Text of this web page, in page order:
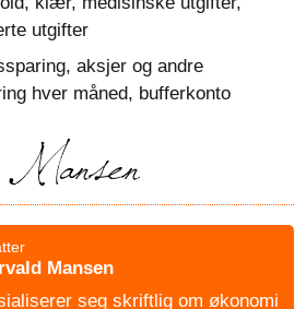
utgifter
aksjer og andre
hver måned, bufferkonto
Mansen
seg skriftlig om økonomi